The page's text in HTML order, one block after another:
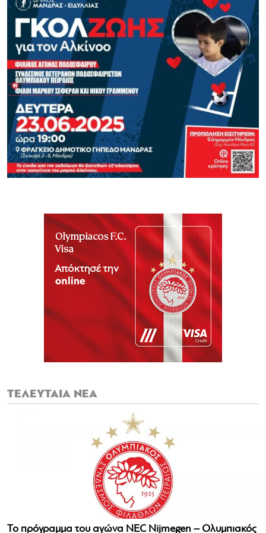
ΤΕΛΕΥΤΑΙΑ ΝΕΑ
Το πρόγραμμα του αγώνα NEC Nijmegen – Ολυμπιακός